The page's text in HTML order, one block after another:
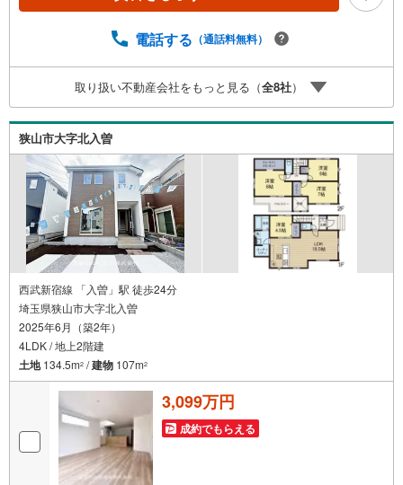
て、リフォームや注文建築についてご相談頂けます4.年中
～19:00 この時間はお電話でのお問合わせがスムーズです
5.お子様連れでおこしくださいキッズスペース、授乳室、
オムツ替えベッド、アンパンマンジュースをご用意してお
ります。ご見学ご希望の方は、右上の“室内・現地を見学す
る（無料）をボタンからご予約ください。
電話する （通話料無料）
取り扱い不動産会社をもっと見る（全8社）
狭山市大字北入曽
西武新宿線 「入曽」駅 徒歩24分
埼玉県狭山市大字北入曽
2025年6月（築2年）
4LDK / 地上2階建
土地134.5m2 /建物 107m2
3,099万円
成約でもらえる